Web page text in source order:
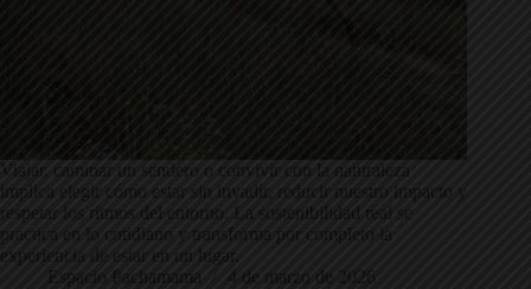
Viajar, caminar un sendero o convivir con la naturaleza
implica elegir cómo estar sin invadir, reducir nuestro impacto y
respetar los ritmos del entorno. La sostenibilidad real se
practica en lo cotidiano y transforma por completo la
experiencia de estar en un lugar.
Espacio Pachamama
4 de marzo de 2026